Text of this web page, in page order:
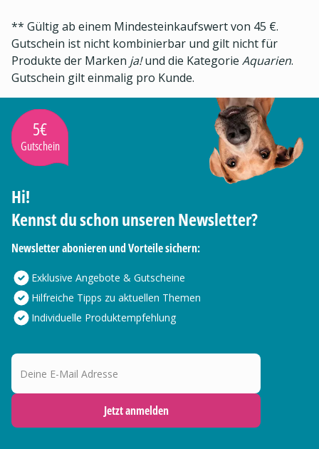
** Gültig ab einem Mindesteinkaufswert von 45 €.
Gutschein ist nicht kombinierbar und gilt nicht für
Produkte der Marken ja!und die Kategorie Aquarien.
Gutschein gilt einmalig pro Kunde.
5€
Gutschein
Hi!
Kennst du schon unseren Newsletter?
Newsletter abonieren und Vorteile sichern:
Exklusive Angebote & Gutscheine
Hilfreiche Tipps zu aktuellen Themen
Individuelle Produktempfehlung
Deine E-Mail Adresse
Jetzt anmelden